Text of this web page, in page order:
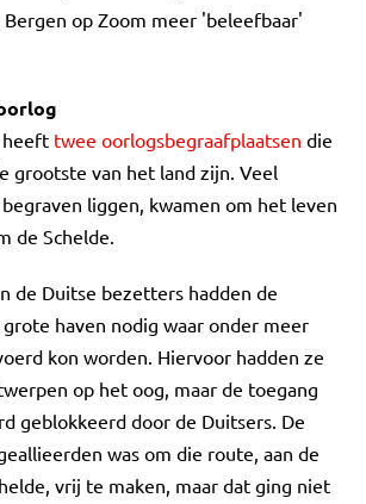
Bergen op Zoom meer 'beleefbaar'
heeft twee oorlogsbegraafplaatsen die
grootste van het land zijn. Veel
liggen, kwamen om het leven
de Schelde.
de Duitse bezetters hadden de
haven nodig waar onder meer
kon worden. Hiervoor hadden ze
op het oog, maar de toegang
geblokkeerd door de Duitsers. De
was om die route, aan de
vrij te maken, maar dat ging niet